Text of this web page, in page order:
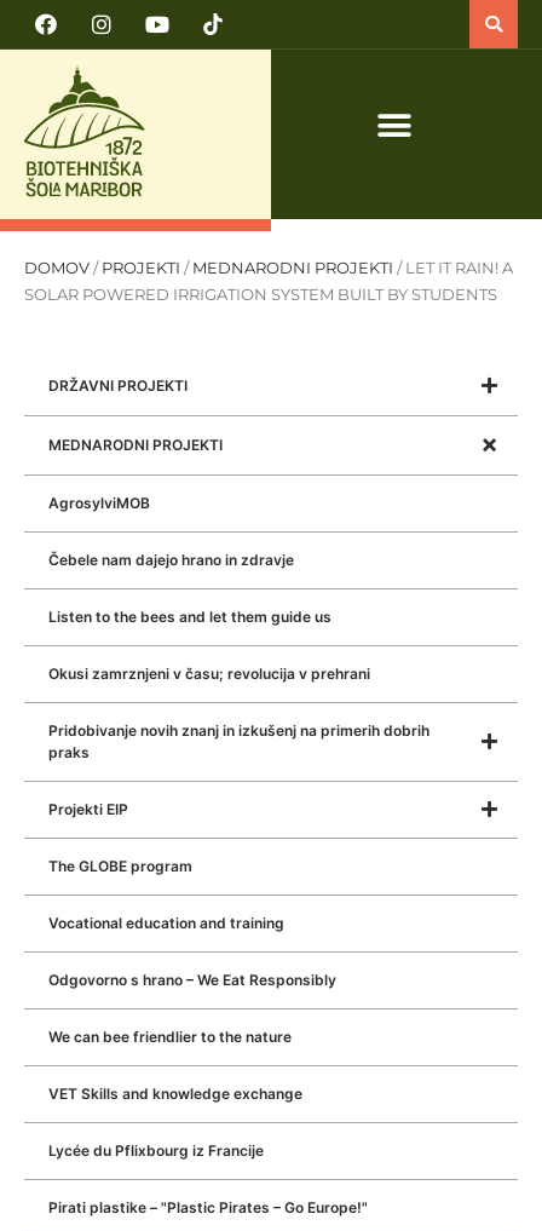
DOMOV / PROJEKTI / MEDNARODNI PROJEKTI / LET IT RAIN! A
SOLAR POWERED IRRIGATION SYSTEM BUILT BY STUDENTS
DRŽAVNI PROJEKTI
MEDNARODNI PROJEKTI
AgrosylviMOB
Čebele nam dajejo hrano in zdravje
Listen to the bees and let them guide us
Okusi zamrznjeni v času; revolucija v prehrani
Pridobivanje novih znanj in izkušenj na primerih dobrih
praks
Projekti EIP
The GLOBE program
Vocational education and training
Odgovorno s hrano – We Eat Responsibly
We can bee friendlier to the nature
VET Skills and knowledge exchange
Lycée du Pflixbourg iz Francije
Pirati plastike – "Plastic Pirates – Go Europe!"